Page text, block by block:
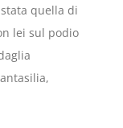
quella di
lei sul podio